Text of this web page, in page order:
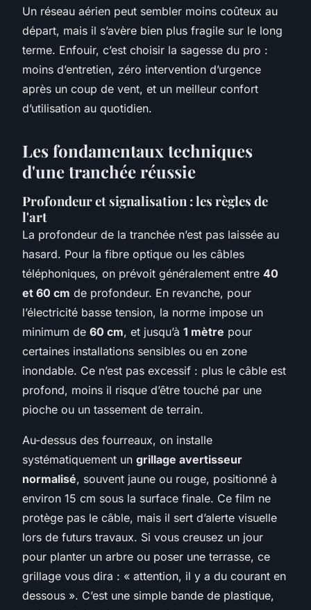
Un réseau aérien peut sembler moins coûteux au
départ, mais il s’avère bien plus fragile sur le long
terme. Enfouir, c’est choisir la sagesse du pro :
moins d’entretien, zéro intervention d’urgence
après un coup de vent, et un meilleur confort
d’utilisation au quotidien.
Les fondamentaux techniques
d'une tranchée réussie
Profondeur et signalisation : les règles de
l'art
La profondeur de la tranchée n’est pas laissée au
hasard. Pour la fibre optique ou les câbles
téléphoniques, on prévoit généralement entre 40
et 60 cm de profondeur. En revanche, pour
l’électricité basse tension, la norme impose un
minimum de 60 cm, et jusqu’à 1 mètre pour
certaines installations sensibles ou en zone
inondable. Ce n’est pas excessif : plus le câble est
profond, moins il risque d’être touché par une
pioche ou un tassement de terrain.
Au-dessus des fourreaux, on installe
systématiquement un grillage avertisseur
normalisé, souvent jaune ou rouge, positionné à
environ 15 cm sous la surface finale. Ce film ne
protège pas le câble, mais il sert d’alerte visuelle
lors de futurs travaux. Si vous creusez un jour
pour planter un arbre ou poser une terrasse, ce
grillage vous dira : « attention, il y a du courant en
dessous ». C’est une simple bande de plastique,